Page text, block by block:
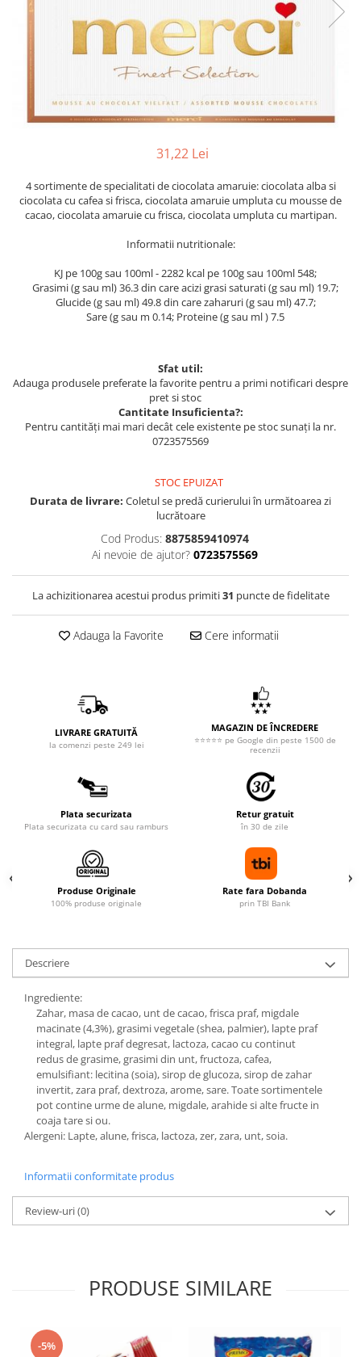
31,22 Lei
4 sortimente de specialitati de ciocolata amaruie: ciocolata alba si
ciocolata cu cafea si frisca, ciocolata amaruie umpluta cu mousse de
cacao, ciocolata amaruie cu frisca, ciocolata umpluta cu martipan.
Informatii nutritionale:
KJ pe 100g sau 100ml - 2282 kcal pe 100g sau 100ml 548;
Grasimi (g sau ml) 36.3 din care acizi grasi saturati (g sau ml) 19.7;
Glucide (g sau ml) 49.8 din care zaharuri (g sau ml) 47.7;
Sare (g sau m 0.14; Proteine (g sau ml ) 7.5
Sfat util:
Adauga produsele preferate la favorite pentru a primi notificari despre
pret si stoc
Cantitate Insuficienta?:
Pentru cantități mai mari decât cele existente pe stoc sunați la nr.
0723575569
STOC EPUIZAT
Durata de livrare: Coletul se predă curierului în următoarea zi
lucrătoare
Cod Produs: 8875859410974
Ai nevoie de ajutor? 0723575569
La achizitionarea acestui produs primiti31 puncte de fidelitate
Adauga la Favorite Cere informatii
LIVRARE GRATUITĂ
la comenzi peste 249 lei
MAGAZIN DE ÎNCREDERE
⭐⭐⭐⭐⭐ pe Google din peste 1500 de
recenzii
Plata securizata
Plata securizata cu card sau ramburs
Retur gratuit
în 30 de zile
Produse Originale
100% produse originale
Rate fara Dobanda
prin TBI Bank
Descriere
Ingrediente:
Zahar, masa de cacao, unt de cacao, frisca praf, migdale
macinate (4,3%), grasimi vegetale (shea, palmier), lapte praf
integral, lapte praf degresat, lactoza, cacao cu continut
redus de grasime, grasimi din unt, fructoza, cafea,
emulsifiant: lecitina (soia), sirop de glucoza, sirop de zahar
invertit, zara praf, dextroza, arome, sare. Toate sortimentele
pot contine urme de alune, migdale, arahide si alte fructe in
coaja tare si ou.
Alergeni: Lapte, alune, frisca, lactoza, zer, zara, unt, soia.
Informatii conformitate produs
Review-uri(0)
PRODUSE SIMILARE
-5%